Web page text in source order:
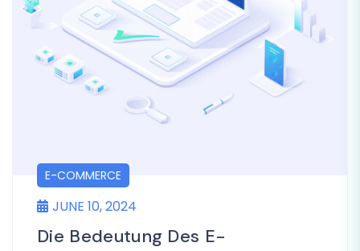
E-COMMERCE
JUNE 10, 2024
Die Bedeutung Des E-